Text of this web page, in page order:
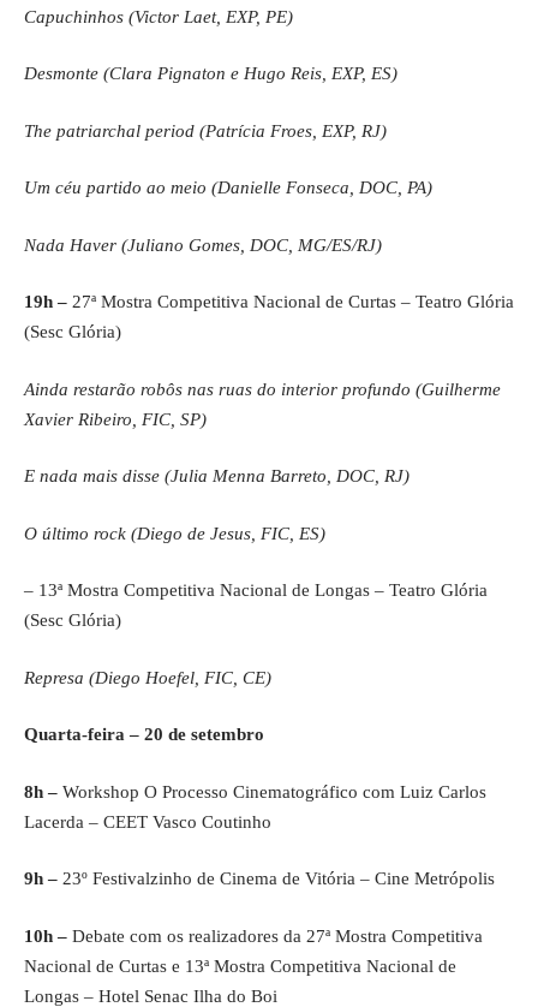
Capuchinhos (Victor Laet, EXP, PE)
Desmonte (Clara Pignaton e Hugo Reis, EXP, ES)
The patriarchal period (Patrícia Froes, EXP, RJ)
Um céu partido ao meio (Danielle Fonseca, DOC, PA)
Nada Haver (Juliano Gomes, DOC, MG/ES/RJ)
19h – 27ª Mostra Competitiva Nacional de Curtas – Teatro Glória
(Sesc Glória)
Ainda restarão robôs nas ruas do interior profundo (Guilherme
Xavier Ribeiro, FIC, SP)
E nada mais disse (Julia Menna Barreto, DOC, RJ)
O último rock (Diego de Jesus, FIC, ES)
– 13ª Mostra Competitiva Nacional de Longas – Teatro Glória
(Sesc Glória)
Represa (Diego Hoefel, FIC, CE)
Quarta-feira – 20 de setembro
8h – Workshop O Processo Cinematográfico com Luiz Carlos
Lacerda – CEET Vasco Coutinho
9h – 23º Festivalzinho de Cinema de Vitória – Cine Metrópolis
10h – Debate com os realizadores da 27ª Mostra Competitiva
Nacional de Curtas e 13ª Mostra Competitiva Nacional de
Longas – Hotel Senac Ilha do Boi